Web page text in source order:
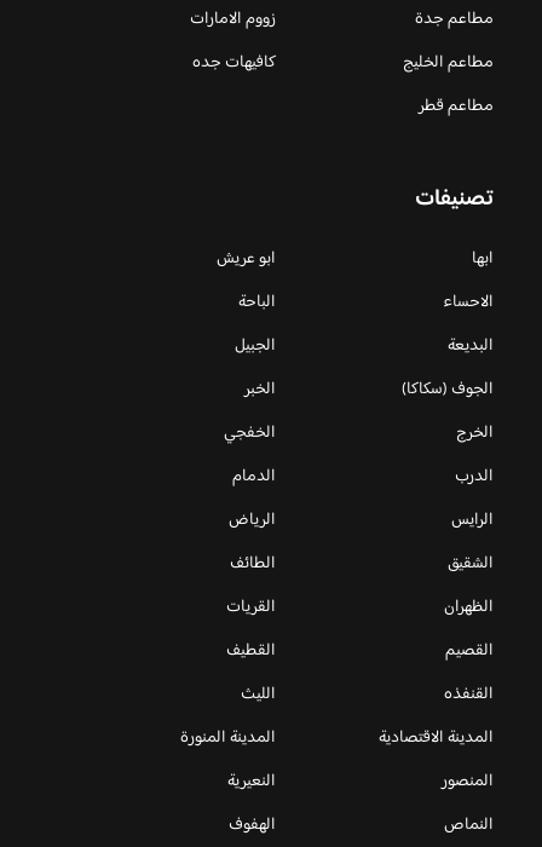
مطاعم جدة
زووم الامارات
مطاعم الخليج
كافيهات جده
مطاعم قطر
تصنيفات
ابها
ابو عريش
الاحساء
الباحة
البديعة
الجبيل
الجوف (سكاكا)
الخبر
الخرج
الخفجي
الدرب
الدمام
الرايس
الرياض
الشقيق
الطائف
الظهران
القريات
القصيم
القطيف
القنفذه
الليث
المدينة الاقتصادية
المدينة المنورة
المنصور
النعيرية
النماص
الهفوف